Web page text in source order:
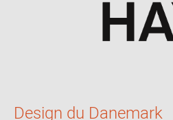
35% viscose, 26% laine,
70% laine vierge et 30%
Design du Danemark